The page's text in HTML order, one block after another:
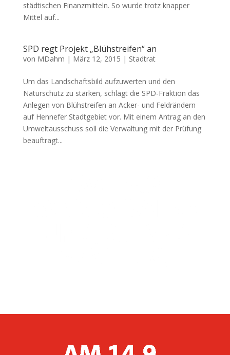
städtischen Finanzmitteln. So wurde trotz knapper
Mittel auf...
SPD regt Projekt „Blühstreifen“ an
von MDahm | März 12, 2015 | Stadtrat
Um das Landschaftsbild aufzuwerten und den
Naturschutz zu stärken, schlägt die SPD-Fraktion das
Anlegen von Blühstreifen an Acker- und Feldrändern
auf Hennefer Stadtgebiet vor. Mit einem Antrag an den
Umweltausschuss soll die Verwaltung mit der Prüfung
beauftragt...